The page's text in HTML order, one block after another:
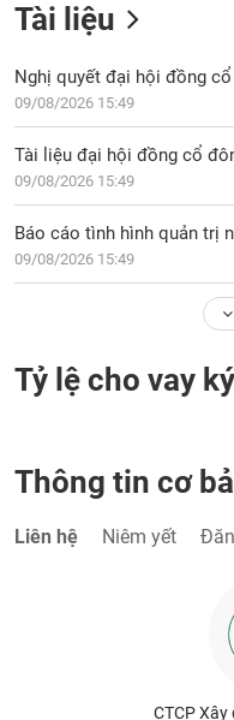
Tài liệu
Nghị quyết đại hội đồng
09/08/2026 15:49
Tài liệu đại hội đồng cổ
09/08/2026 15:49
Báo cáo tình hình quản trị
09/08/2026 15:49
Tỷ lệ cho vay
Thông tin cơ
Liên hệ Niêm yết
CTCP
tạo
tài
chính
tư
Truyền
tài